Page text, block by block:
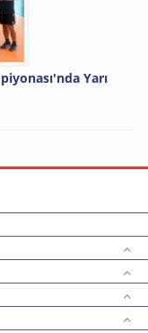
Yarı